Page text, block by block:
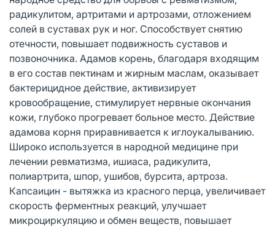
радикулитом, артритами и артрозами, отложением
солей в суставах рук и ног. Способствует снятию
отечности, повышает подвижность суставов и
позвоночника. Адамов корень, благодаря входящим
в его состав пектинам и жирным маслам, оказывает
бактерицидное действие, активизирует
кровообращение, стимулирует нервные окончания
кожи, глубоко прогревает больное место. Действие
адамова корня приравнивается к иглоукалыванию.
Широко используется в народной медицине при
лечении ревматизма, ишиаса, радикулита,
полиартрита, шпор, ушибов, бурсита, артроза.
Капсаицин - вытяжка из красного перца, увеличивает
скорость ферментных реакций, улучшает
микроциркуляцию и обмен веществ, повышает